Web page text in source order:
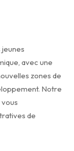
avec une
zones de
Notre
de